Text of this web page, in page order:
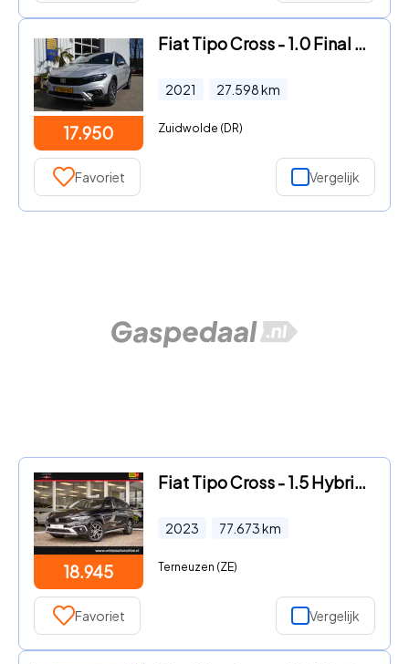
17.950
Fiat Tipo Cross - 1.0 Final BTW auto
2021 27.598km
Zuidwolde (DR)
Favoriet Vergelijk
18.945
Fiat Tipo Cross - 1.5 Hybrid 130pk Cross Automaat | Camera | Park. Sensoren |
2023 77.673km
Terneuzen (ZE)
Favoriet Vergelijk